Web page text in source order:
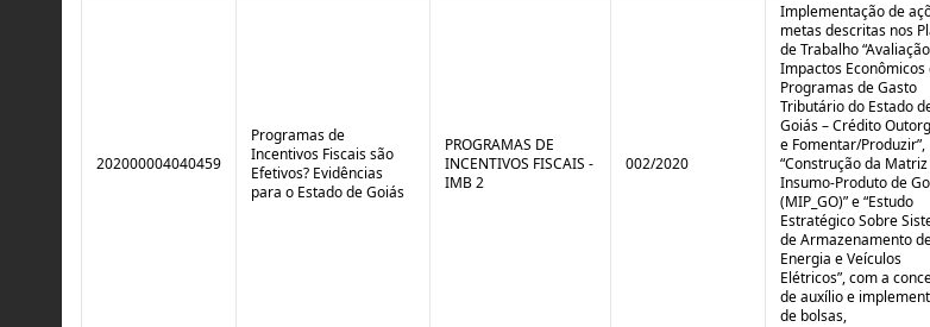
202000004040459
Programas de
Incentivos Fiscais são
Efetivos? Evidências
para o Estado de Goiás
PROGRAMAS DE
INCENTIVOS FISCAIS -
IMB 2
002/2020
Implementação de
metas descritas nos
de Trabalho
Impactos Econômicos
Programas de Gasto
Tributário do Estado
Goiás – Crédito
e Fomentar/Produzir”,
“Construção da
Insumo-Produto de
(MIP_GO)” e “Estudo
Estratégico Sobre
de Armazenamento
Energia e Veículos
Elétricos”, com a
de auxílio e
de bolsas,